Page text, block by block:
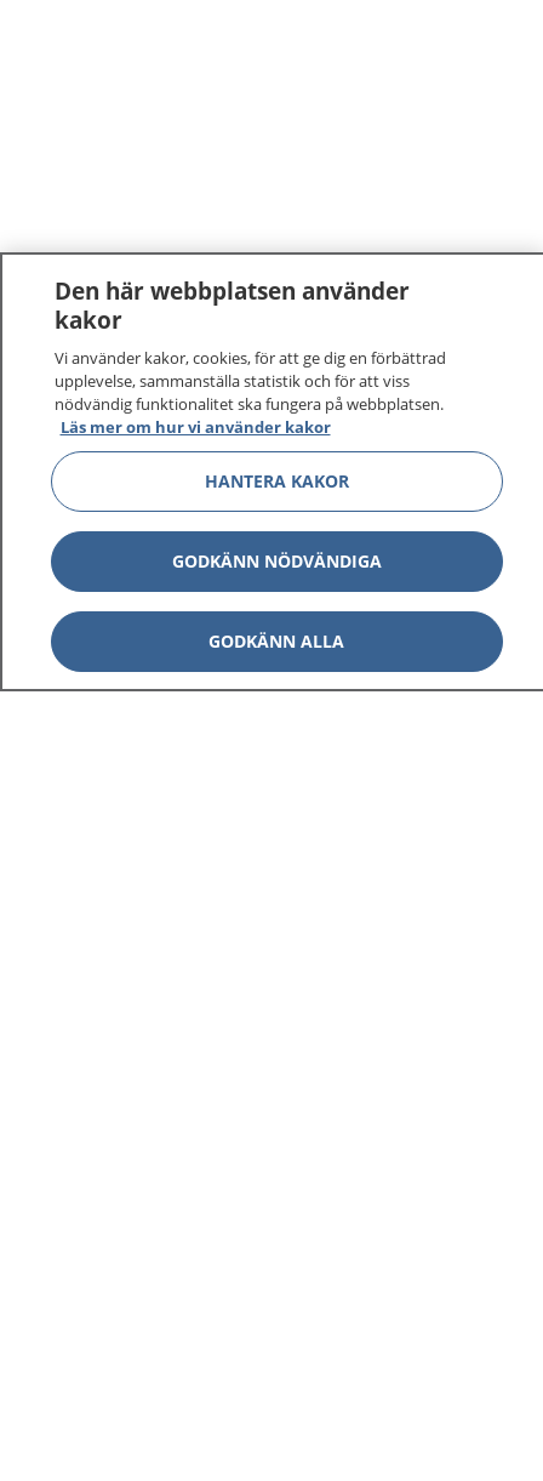
Den här webbplatsen använder
kakor
Vi använder kakor, cookies, för att ge dig en förbättrad
upplevelse, sammanställa statistik och för att viss
nödvändig funktionalitet ska fungera på webbplatsen.
Läs mer om hur vi använder kakor
HANTERA KAKOR
GODKÄNN NÖDVÄNDIGA
GODKÄNN ALLA